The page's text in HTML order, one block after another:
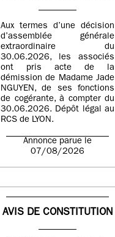
Aux termes d’une décision
d’assemblée générale
extraordinaire du
30.06.2026, les associés
ont pris acte de la
démission de Madame Jade
NGUYEN, de ses fonctions
de cogérante, à compter du
30.06.2026. Dépôt légal au
RCS de LYON.
Annonce parue le
07/08/2026
AVIS DE CONSTITUTION